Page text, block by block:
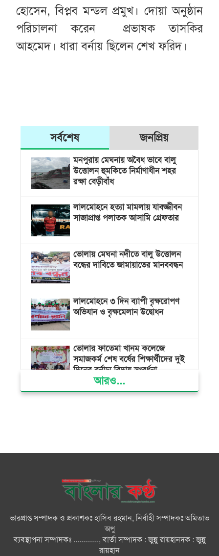
হোসেন, বিপ্লব মন্ডল প্রমুখ। দোয়া অনুষ্ঠান
পরিচালনা করেন প্রভাষক তাসকির
আহমেদ। ধারা বর্নায় ছিলেন শেখ ফরিদ।
সর্বশেষ জনপ্রিয়
মনপুরায় মেঘনায় অবৈধ ভাবে বালু
উত্তোলন হুমকিতে নির্মাণাধীন শহর
রক্ষা বেড়ীবাঁধ
লালমোহনে হত্যা মামলায় যাবজ্জীবন
সাজাপ্রাপ্ত পলাতক আসামি গ্রেফতার
ভোলায় মেঘনা নদীতে বালু উত্তোলন
বন্ধের দাবিতে জামায়াতের মানববন্ধন
লালমোহনে ৩ দিন ব্যাপী বৃক্ষরোপণ
অভিযান ও বৃক্ষমেলান উদ্বোধন
ভোলার ফাতেমা খানম কলেজে
সমাজকর্ম শেষ বর্ষের শিক্ষার্থীদের দুই
দিনের বর্নাঢ্য বিদায় সংবর্ধনা
বিভ্রান্তকারীদের ব্যাপারে সতর্ক থাকুন :
শক্তিশালী হবে দেশের ভবিষ্যৎ :
বিএনপির সকল ক্ষমতার উৎস জনগণ:
প্রধানমন্ত্রী
বিরোধীদল হাসিনার ভাষায় কথা বলা
শুরু করেছে : মির্জা ফখরুল
আরও...
ভারপ্রাপ্ত সম্পাদক ও প্রকাশকঃ হাসিব রহমান, নির্বাহী সম্পাদকঃ অমিতাভ
অপু
ব্যবস্থাপনা সম্পাদকঃ ............., বার্তা সম্পাদক : জুন্নু রায়হানদক : জুন্নু
রায়হান